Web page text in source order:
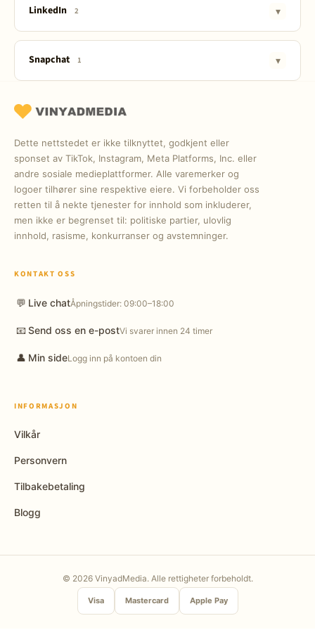
Retweets
LinkedIn 2 ▾
Følgere
Snapchat 1 ▾
Dette nettstedet er ikke tilknyttet, godkjent eller
sponset av TikTok, Instagram, Meta Platforms, Inc. eller
andre sosiale medieplattformer. Alle varemerker og
logoer tilhører sine respektive eiere. Vi forbeholder oss
retten til å nekte tjenester for innhold som inkluderer,
men ikke er begrenset til: politiske partier, ulovlig
innhold, rasisme, konkurranser og avstemninger.
KONTAKT OSS
💬 Live chatÅpningstider: 09:00–18:00
📧Send oss en e-postVi svarer innen 24 timer
👤 Min sideLogg inn på kontoen din
INFORMASJON
Vilkår
Personvern
Tilbakebetaling
Blogg
© 2026 VinyadMedia. Alle rettigheter forbeholdt.
Visa Mastercard Apple Pay